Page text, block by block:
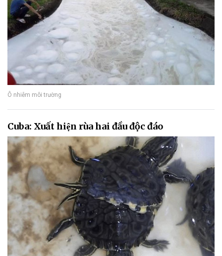
Ô nhiễm môi trường
Cuba: Xuất hiện rùa hai đầu độc đáo